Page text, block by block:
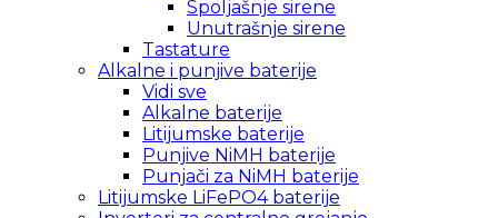
Spoljašnje sirene
Unutrašnje sirene
Tastature
Alkalne i punjive baterije
Vidi sve
Alkalne baterije
Litijumske baterije
Punjive NiMH baterije
Punjači za NiMH baterije
Litijumske LiFePO4 baterije